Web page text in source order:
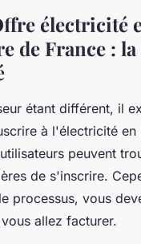
électricité
de France : la
étant différent, il
à l'électricité en
peuvent
de s'inscrire.
processus, vous
allez facturer.